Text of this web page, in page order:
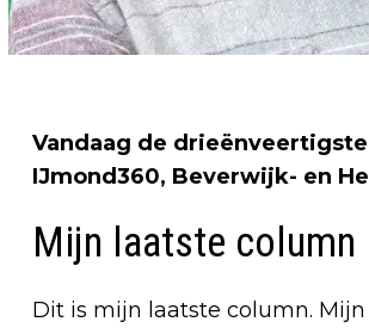
Vandaag de
IJmond360, Beverwijk- en
Mijn laatste column
Dit is mijn laatste column.